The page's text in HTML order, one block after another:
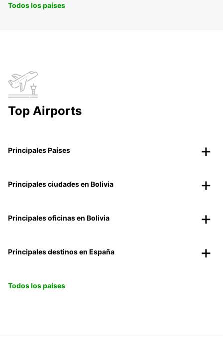
Todos los países
Top Airports
Principales Países
Principales ciudades en Bolivia
Principales oficinas en Bolivia
Principales destinos en España
Todos los países